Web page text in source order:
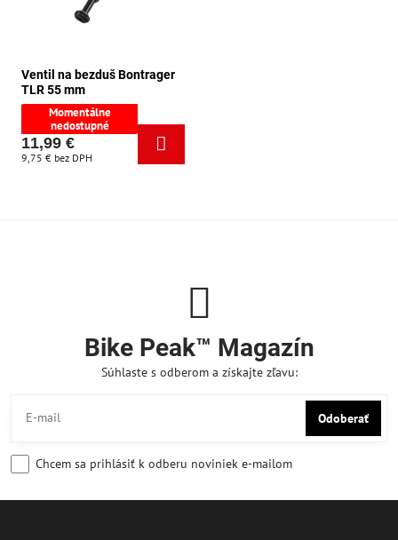
Ventil na bezduš Bontrager
TLR 55 mm
Momentálne
nedostupné
11,99 €
9,75 € bez DPH
Bike Peak™ Magazín
Súhlaste s odberom a získajte zľavu:
Odoberať
Chcem sa prihlásiť k odberu noviniek e-mailom